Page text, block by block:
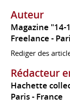
Auteur
Magazine "14-
Freelance
Rediger des
Rédacteur
Hachette
Paris
France